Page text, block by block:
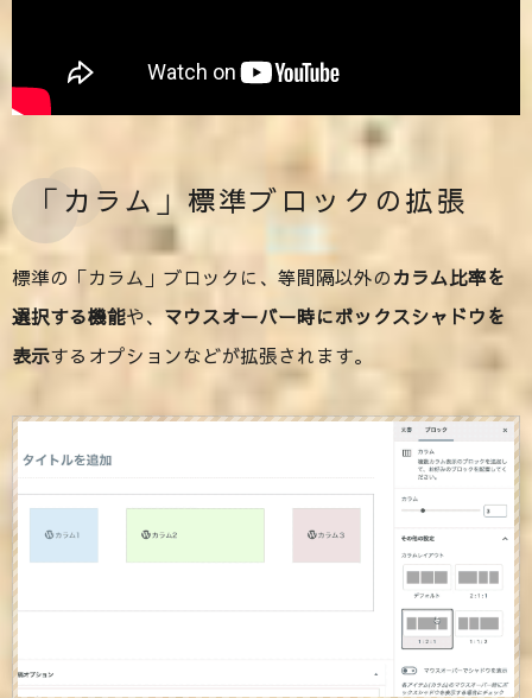
「カラム」標準ブロックの拡張
標準の「カラム」ブロックに、等間隔以外のカラム比率を
選択する機能や、 マウスオーバー時にボックスシャドウを
表示するオプションなどが拡張されます。